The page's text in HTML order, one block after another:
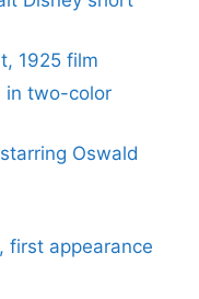
1925 film
in two-color
Oswald
first appearance